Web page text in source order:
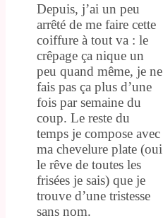
Depuis, j’ai un peu
arrêté de me faire cette
coiffure à tout va : le
crêpage ça nique un
peu quand même, je ne
fais pas ça plus d’une
fois par semaine du
coup. Le reste du
temps je compose avec
ma chevelure plate (oui
le rêve de toutes les
frisées je sais) que je
trouve d’une tristesse
sans nom.